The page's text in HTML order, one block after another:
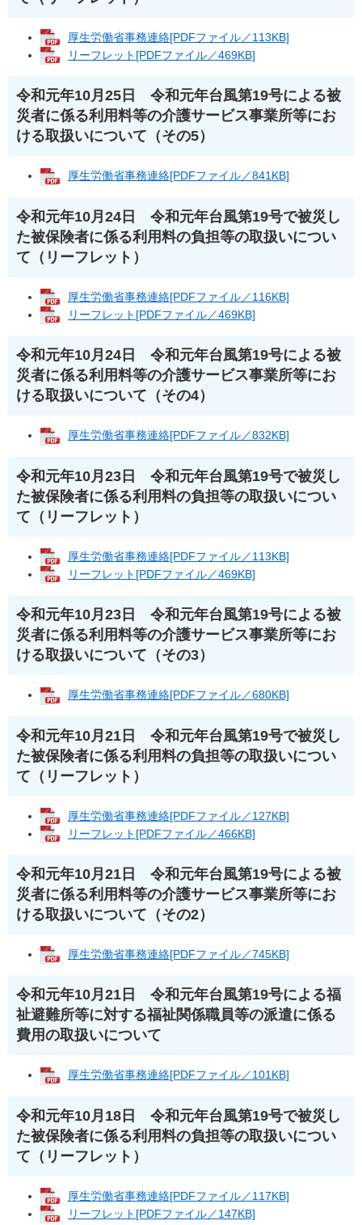
厚生労働省事務連絡[PDFファイル／113KB]
リーフレット[PDFファイル／469KB]
令和元年10月25日 令和元年台風第19号による被
災者に係る利用料等の介護サービス事業所等にお
ける取扱いについて（その5）
厚生労働省事務連絡[PDFファイル／841KB]
令和元年10月24日 令和元年台風第19号で被災し
た被保険者に係る利用料の負担等の取扱いについ
て（リーフレット）
厚生労働省事務連絡[PDFファイル／116KB]
リーフレット[PDFファイル／469KB]
令和元年10月24日 令和元年台風第19号による被
災者に係る利用料等の介護サービス事業所等にお
ける取扱いについて（その4）
厚生労働省事務連絡[PDFファイル／832KB]
令和元年10月23日 令和元年台風第19号で被災し
た被保険者に係る利用料の負担等の取扱いについ
て（リーフレット）
厚生労働省事務連絡[PDFファイル／113KB]
リーフレット[PDFファイル／469KB]
令和元年10月23日 令和元年台風第19号による被
災者に係る利用料等の介護サービス事業所等にお
ける取扱いについて（その3）
厚生労働省事務連絡[PDFファイル／680KB]
令和元年10月21日 令和元年台風第19号で被災し
た被保険者に係る利用料の負担等の取扱いについ
て（リーフレット）
厚生労働省事務連絡[PDFファイル／127KB]
リーフレット[PDFファイル／466KB]
令和元年10月21日 令和元年台風第19号による被
災者に係る利用料等の介護サービス事業所等にお
ける取扱いについて（その2）
厚生労働省事務連絡[PDFファイル／745KB]
令和元年10月21日 令和元年台風第19号による福
祉避難所等に対する福祉関係職員等の派遣に係る
費用の取扱いについて
厚生労働省事務連絡[PDFファイル／101KB]
令和元年10月18日 令和元年台風第19号で被災し
た被保険者に係る利用料の負担等の取扱いについ
て（リーフレット）
厚生労働省事務連絡[PDFファイル／117KB]
リーフレット[PDFファイル／147KB]